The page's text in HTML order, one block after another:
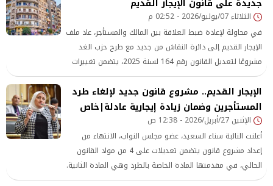
جديدة على قانون الإيجار القديم
الثلاثاء 07/يوليو/2026 - 02:52 م
في محاولة لإعادة ضبط العلاقة بين المالك والمستأجر، عاد ملف
الإيجار القديم إلى دائرة النقاش من جديد مع طرح حزب الغد
مشروعًا لتعديل القانون رقم 164 لسنة 2025، يتضمن تغييرات
جوهرية في آليات زيادة القيمة الإيجارية
الإيجار القديم.. مشروع قانون جديد لإلغاء طرد
المستأجرين وضمان زيادة إيجارية عادلة|خاص
الإثنين 27/أبريل/2026 - 12:38 ص
أعلنت النائبة سناء السعيد، عضو مجلس النواب، الانتهاء من
إعداد مشروع قانون يتضمن تعديلات على 4 من مواد القانون
الحالي، في مقدمتها المادة الخاصة بالطرد وهي المادة الثانية.